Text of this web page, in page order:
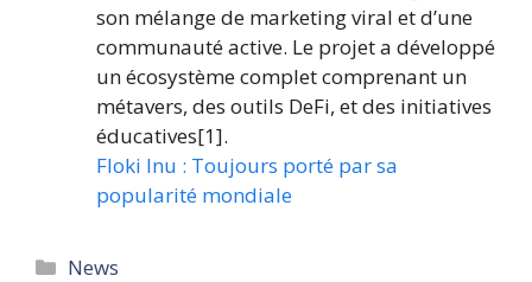
son mélange de marketing viral et d’une
communauté active. Le projet a développé
un écosystème complet comprenant un
métavers, des outils DeFi, et des initiatives
éducatives[1].
Floki Inu : Toujours porté par sa
popularité mondiale
Catégories
News